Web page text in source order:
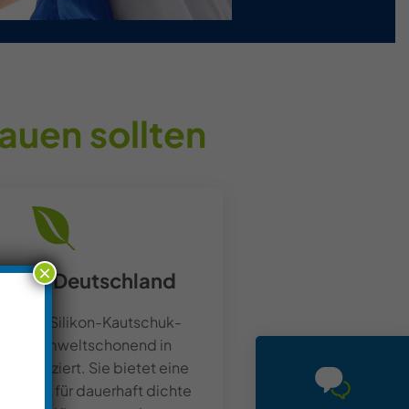
sollten
aus Deutschland
freie Silikon-Kautschuk-
umweltschonend in
produziert. Sie bietet eine
für dauerhaft dichte
×